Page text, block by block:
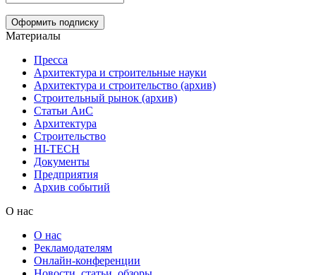
Материалы
Пресса
Архитектура и строительные науки
Архитектура и строительство (архив)
Строительный рынок (архив)
Статьи АиС
Архитектура
Строительство
HI-TECH
Документы
Предприятия
Архив событий
О нас
О нас
Рекламодателям
Онлайн-конференции